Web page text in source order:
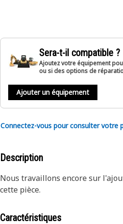
Sera-t-il compatible ?
Ajoutez votre équipement
ou si des options de
Ajouter un équipement
Connectez-vous pour consulter votre
Description
Nous travaillons encore sur
cette pièce.
Caractéristiques